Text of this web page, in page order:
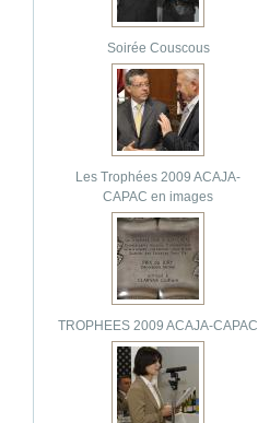
Soirée Couscous
Les Trophées 2009 ACAJA-
CAPAC en images
TROPHEES 2009 ACAJA-CAPAC